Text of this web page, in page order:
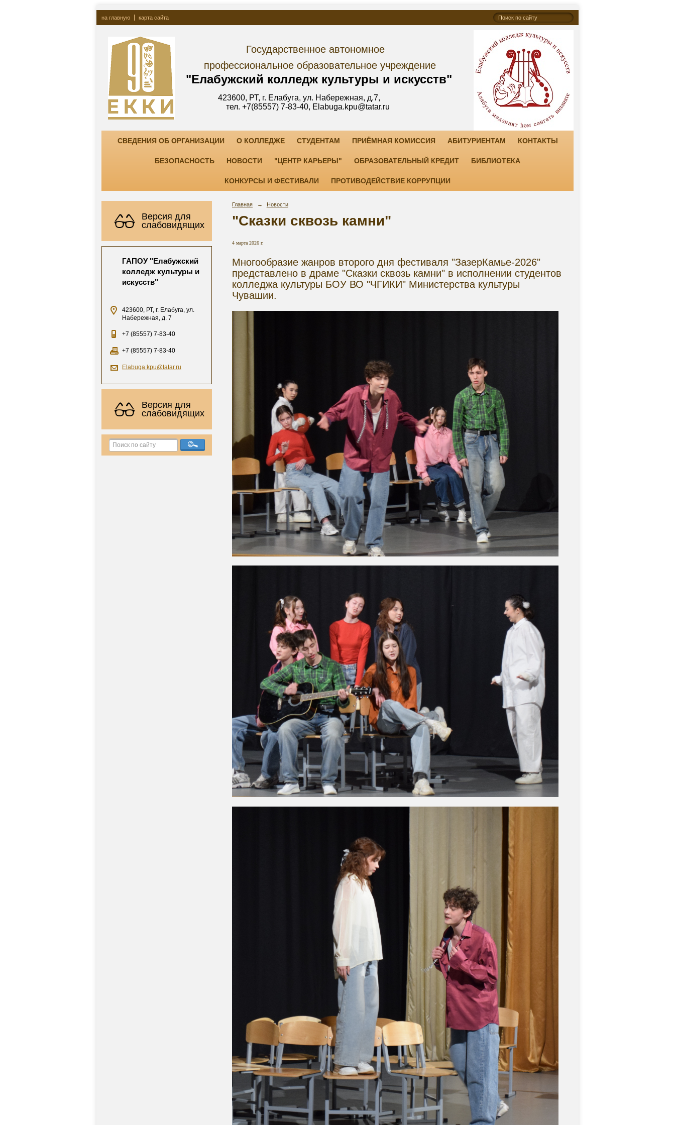
на главную карта сайта
Государственное автономное
профессиональное образовательное учреждение
"Елабужский колледж культуры и искусств"
423600, РТ, г. Елабуга, ул. Набережная, д.7,
тел. +7(85557) 7-83-40, Elabuga.kpu@tatar.ru
СВЕДЕНИЯ ОБ ОРГАНИЗАЦИИ О КОЛЛЕДЖЕ СТУДЕНТАМ ПРИЁМНАЯ КОМИССИЯ АБИТУРИЕНТАМ КОНТАКТЫ
БЕЗОПАСНОСТЬ НОВОСТИ "ЦЕНТР КАРЬЕРЫ" ОБРАЗОВАТЕЛЬНЫЙ КРЕДИТ БИБЛИОТЕКА
КОНКУРСЫ И ФЕСТИВАЛИ ПРОТИВОДЕЙСТВИЕ КОРРУПЦИИ
Версия для
слабовидящих
ГАПОУ "Елабужский
колледж культуры и
искусств"
423600, РТ, г. Елабуга, ул.
Набережная, д. 7
+7 (85557) 7-83-40
+7 (85557) 7-83-40
Elabuga.kpu@tatar.ru
Версия для
слабовидящих
Главная → Новости
"Сказки сквозь камни"
4 марта 2026 г.
Многообразие жанров второго дня фестиваля "ЗазерКамье-2026"
представлено в драме "Сказки сквозь камни" в исполнении студентов
колледжа культуры БОУ ВО "ЧГИКИ" Министерства культуры
Чувашии.